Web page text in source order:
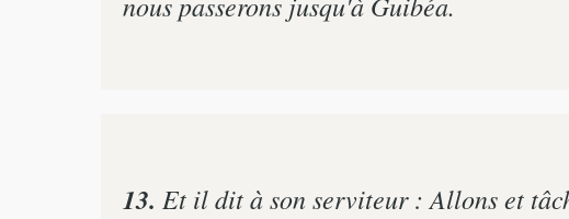
13. Et il dit à son serviteur : Allons et